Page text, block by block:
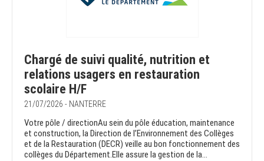
Chargé de suivi qualité, nutrition et
relations usagers en restauration
scolaire H/F
21/07/2026 - NANTERRE
Votre pôle / directionAu sein du pôle éducation, maintenance
et construction, la Direction de l’Environnement des Collèges
et de la Restauration (DECR) veille au bon fonctionnement des
collèges du Département.Elle assure la gestion de la...